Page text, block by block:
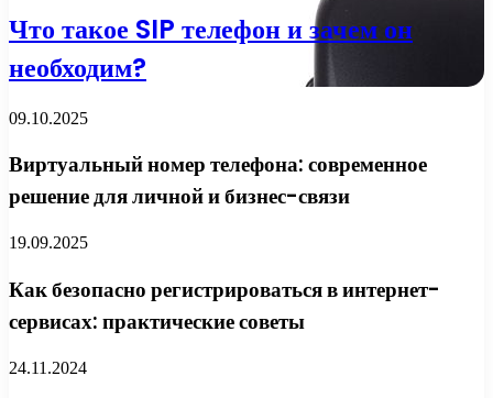
Что такое SIP телефон и зачем он
необходим?
09.10.2025
Виртуальный номер телефона: современное
решение для личной и бизнес-связи
19.09.2025
Как безопасно регистрироваться в интернет-
сервисах: практические советы
24.11.2024